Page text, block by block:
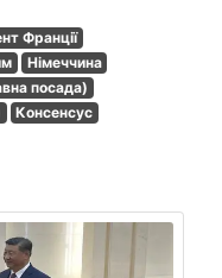
Франції
Німеччина
посада)
Консенсус